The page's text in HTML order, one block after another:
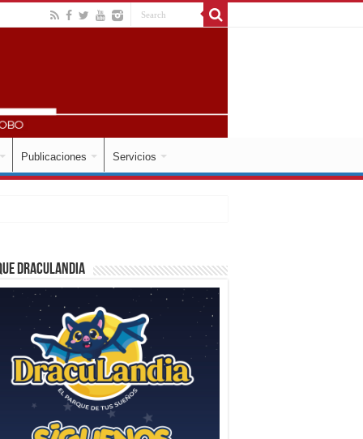
Publicaciones Servicios
Draculandia